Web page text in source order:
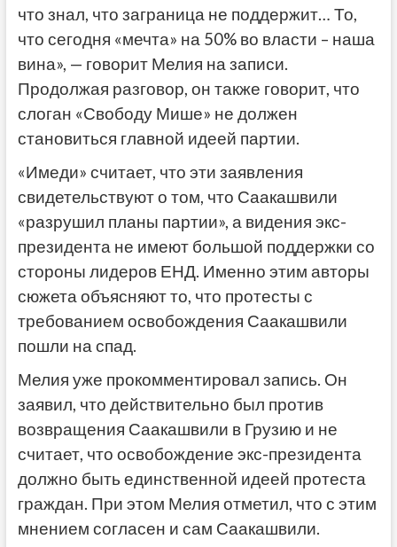
что знал, что заграница не поддержит… То,
что сегодня «мечта» на 50% во власти – наша
вина», — говорит Мелия на записи.
Продолжая разговор, он также говорит, что
слоган «Свободу Мише» не должен
становиться главной идеей партии.
«Имеди» считает, что эти заявления
свидетельствуют о том, что Саакашвили
«разрушил планы партии», а видения экс-
президента не имеют большой поддержки со
стороны лидеров ЕНД. Именно этим авторы
сюжета объясняют то, что протесты с
требованием освобождения Саакашвили
пошли на спад.
Мелия уже прокомментировал запись. Он
заявил, что действительно был против
возвращения Саакашвили в Грузию и не
считает, что освобождение экс-президента
должно быть единственной идеей протеста
граждан. При этом Мелия отметил, что с этим
мнением согласен и сам Саакашвили.